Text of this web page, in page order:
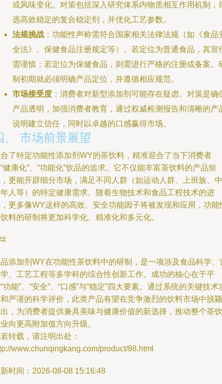
或风味变化。对策包括深入研究体系内物质相互作用机制，
选高效稳定的复合稳定剂，并优化工艺参数。
法规挑战 ：功能性声称需符合国家相关法律法规（如《食品
全法》、保健食品注册规定等）。若定位为普通食品，其宣
需谨慎；若定位为保健食品，则需进行严格的注册或备案。
制初期就必须明确产品定位，并遵循相应规范。
市场接受度 ：消费者对新型添加剂可能存在疑虑。对策是确
产品透明，加强消费者教育，通过权威检测报告和清晰的产
说明建立信任，同时以卓越的口感赢得市场。
、 市场前景展望
了特定功能性添加剂WY的茶饮料，精准迎合了当下消费者
健康化”、“功能化”饮品的追求。它不仅能丰富茶饮料的产品矩
更能开辟细分市场，满足不同人群（如运动人群、上班族、中
人等）的特定健康需求。随着生物技术和食品工程技术的进
更多像WY这样的高效、安全功能因子将被发现和应用，功能
料的研制将更加科学化、精准化和多元化。
添加剂WY在功能性茶饮料中的研制，是一项涉及食品科学、
、工艺工程等多学科的综合性创新工作。成功的核心在于平
功能”、“安全”、“口感”与“稳定”四大要素。通过系统的关键技术
严谨的科学评价，此类产品有望在竞争激烈的饮料市场中脱颖
，为消费者提供兼具美味与健康价值的新选择，推动整个茶饮
向更高附加值方向升级。
转载，请注明出处：
www.chunqingkang.com/product/88.html
时间：2026-08-08 15:16:48